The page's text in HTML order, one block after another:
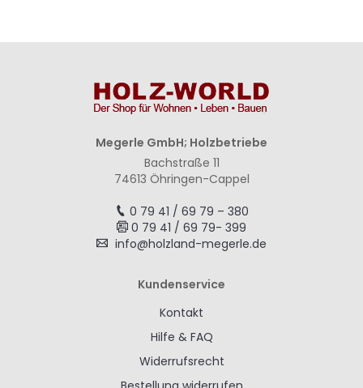
Megerle GmbH; Holzbetriebe
Bachstraße 11
74613 Öhringen-Cappel
0 79 41 / 69 79 – 380
0 79 41 / 69 79- 399
info@holzland-megerle.de
Kundenservice
Kontakt
Hilfe & FAQ
Widerrufsrecht